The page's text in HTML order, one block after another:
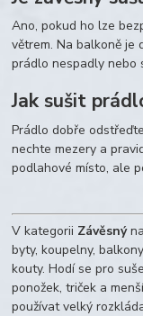
Ano, pokud ho lze
větrem. Na balkoně je
prádlo nespadly nebo
Jak sušit
Prádlo dobře
nechte mezery a
podlahové místo, ale
V kategorii Závěsný
byty, koupelny,
kouty. Hodí se pro
ponožek, triček a
používat velký